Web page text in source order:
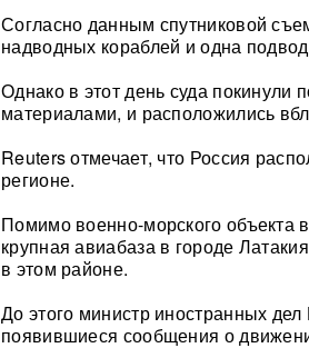
Согласно данным спутниковой
надводных кораблей и одна
Однако в этот день суда покинули
материалами, и расположились
Reuters отмечает, что Россия
регионе.
Помимо военно-морского объекта
крупная авиабаза в городе
в этом районе.
До этого министр иностранных
появившиеся сообщения о